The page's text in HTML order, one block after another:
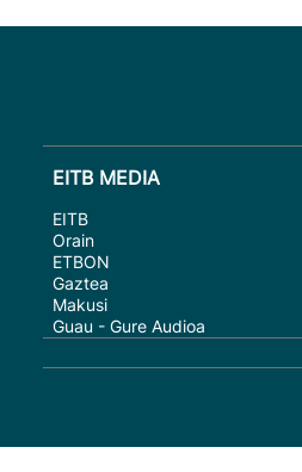
EITB MEDIA
EITB
Orain
ETBON
Gaztea
Makusi
Guau - Gure Audioa